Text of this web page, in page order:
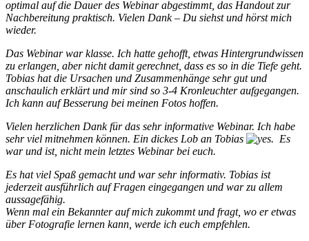
optimal auf die Dauer des Webinar abgestimmt, das Handout zur
Nachbereitung praktisch. Vielen Dank – Du siehst und hörst mich
wieder.
Das Webinar war klasse. Ich hatte gehofft, etwas Hintergrundwissen
zu erlangen, aber nicht damit gerechnet, dass es so in die Tiefe geht.
Tobias hat die Ursachen und Zusammenhänge sehr gut und
anschaulich erklärt und mir sind so 3-4 Kronleuchter aufgegangen.
Ich kann auf Besserung bei meinen Fotos hoffen.
Vielen herzlichen Dank für das sehr informative Webinar. Ich habe
sehr viel mitnehmen können. Ein dickes Lob an Tobias
. Es
war und ist, nicht mein letztes Webinar bei euch.
Es hat viel Spaß gemacht und war sehr informativ. Tobias ist
jederzeit ausführlich auf Fragen eingegangen und war zu allem
aussagefähig.
Wenn mal ein Bekannter auf mich zukommt und fragt, wo er etwas
über Fotografie lernen kann, werde ich euch empfehlen.